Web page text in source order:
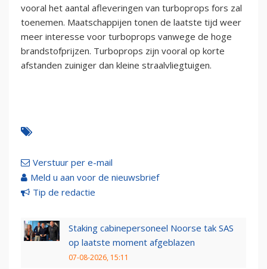
vooral het aantal afleveringen van turboprops fors zal
toenemen. Maatschappijen tonen de laatste tijd weer
meer interesse voor turboprops vanwege de hoge
brandstofprijzen. Turboprops zijn vooral op korte
afstanden zuiniger dan kleine straalvliegtuigen.
Verstuur per e-mail
Meld u aan voor de nieuwsbrief
Tip de redactie
Staking cabinepersoneel Noorse tak SAS
op laatste moment afgeblazen
07-08-2026, 15:11